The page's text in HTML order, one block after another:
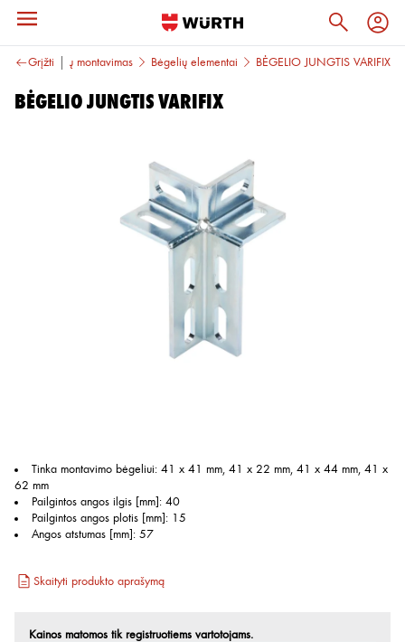
Grįžti
Komunikacijų montavimas Bėgelių elementai BĖGELIO JUNGTIS VARIFIX
BĖGELIO JUNGTIS VARIFIX
Tinka montavimo bėgeliui: 41 x 41 mm, 41 x 22 mm, 41 x 44 mm, 41 x
62 mm
Pailgintos angos ilgis [mm] : 40
Pailgintos angos plotis [mm] : 15
Angos atstumas [mm] : 57
Skaityti produkto aprašymą
Kainos matomos tik registruotiems vartotojams.